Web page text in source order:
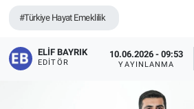
#Türkiye Hayat Emeklilik
ELIF BAYRIK
EDITÖR
10.06.2026 - 09:53
YAYINLANMA